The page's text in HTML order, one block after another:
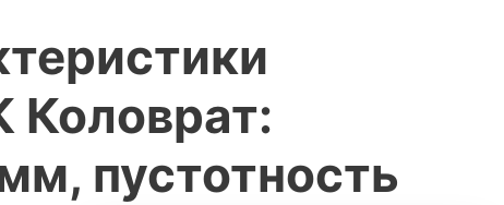
Коловрат:
пустотность